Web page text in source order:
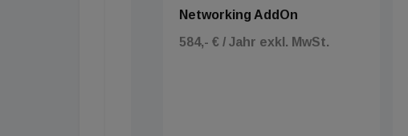
Networking AddOn
584,- € / Jahr exkl. MwSt.